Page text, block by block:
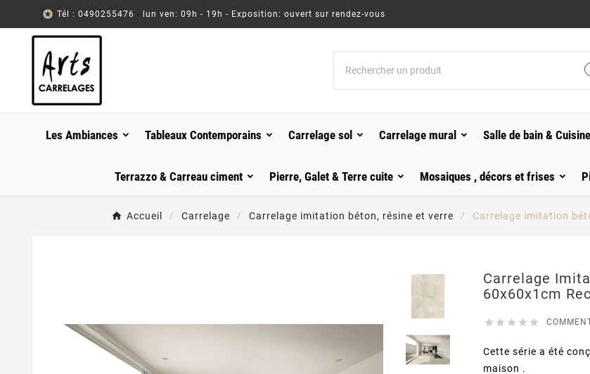
 Tél : 0490255476 - lun ven: 09h - 19h - Exposition: ouvert sur rendez-vous
Les Ambiances Tableaux Contemporains Carrelage sol Carrelage mural Salle de bain & Cuisine
Terrazzo & Carreau ciment Pierre, Galet & Terre cuite Mosaiques , décors et frises
Accueil Carrelage Carrelage imitation béton, résine et verre Carrelage imitation
Carrelage
60x60x1cm
    
Cette série a été
maison .